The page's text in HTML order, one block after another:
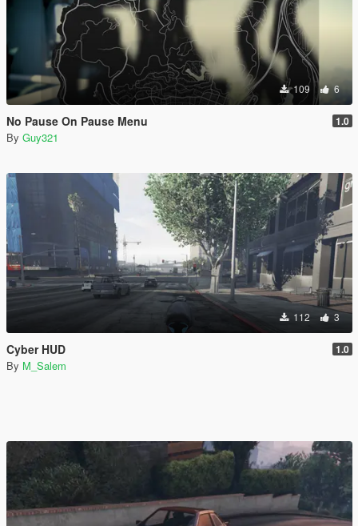
109 6
No Pause On Pause Menu 1.0
By Guy321
112 3
Cyber HUD 1.0
By M_Salem